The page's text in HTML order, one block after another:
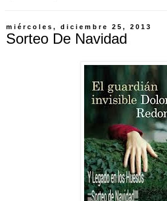
miércoles, diciembre 25, 2013
Sorteo De Navidad